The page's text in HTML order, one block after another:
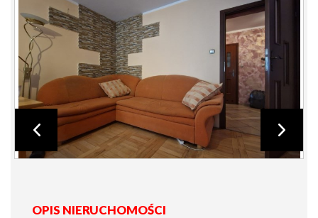
OPIS NIERUCHOMOŚCI